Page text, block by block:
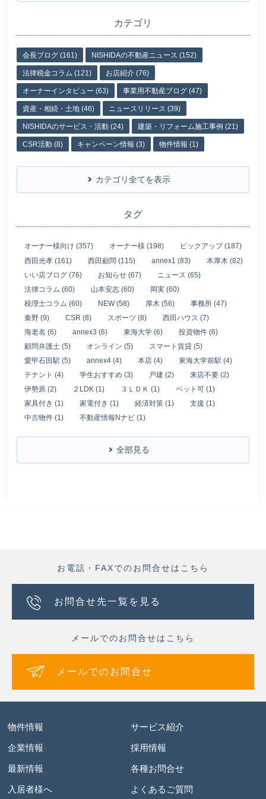
カテゴリ
会長ブログ (161) NISHIDAの不動産ニュース (152)
法律税金コラム (121) お店紹介 (76)
オーナーインタビュー (63) 事業用不動産ブログ (47)
資産・相続・土地 (46) ニュースリリース (39)
NISHIDAのサービス・活動 (24) 建築・リフォーム施工事例 (21)
CSR活動 (8) キャンペーン情報 (3) 物件情報 (1)
カテゴリ全てを表示
タグ
オーナー様向け (357) オーナー様 (198)
ピックアップ (187)
西田光孝 (161)
西田顧問 (115) annex1 (83)
本厚木 (82)
いい店ブログ (76)
お知らせ (67)
ニュース (65)
法律コラム (60)
山本安志 (60)
岡実 (60)
税理士コラム (60)
NEW (58) 厚木 (56)
事務所 (47)
秦野 (9)
CSR (8) スポーツ (8)
西田ハウス (7)
海老名 (6)
annex3 (6) 東海大学 (6)
投資物件 (6)
顧問弁護士 (5)
オンライン (5)
スマート賃貸 (5)
愛甲石田駅 (5)
annex4 (4) 本店 (4)
東海大学前駅 (4)
テナント (4)
学生おすすめ (3) 戸建 (2)
来店不要 (2)
伊勢原 (2)
２LDK (1) ３ＬＤＫ (1)
ペット可 (1)
家具付き (1)
家電付き (1) 経済対策 (1)
支援 (1)
中古物件 (1)
不動産情報Nナビ (1)
全部見る
お電話・FAXでのお問合せはこちら
お問合せ先一覧を見る
メールでのお問合せはこちら
メールでのお問合せ
物件情報 サービス紹介
企業情報 採用情報
最新情報 各種お問合せ
入居者様へ よくあるご質問